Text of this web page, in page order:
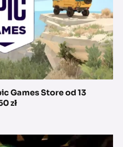
Games Store od 13
zł